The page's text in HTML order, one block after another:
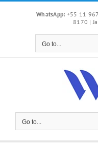
WhatsApp: +55 11
8170 |
Go to...
Go to...